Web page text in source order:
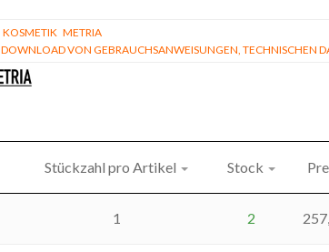
DOWNLOAD VON GEBRAUCHSANWEISUNGEN, TECHNISCHEN
Stückzahl pro Artikel Stock
1 2